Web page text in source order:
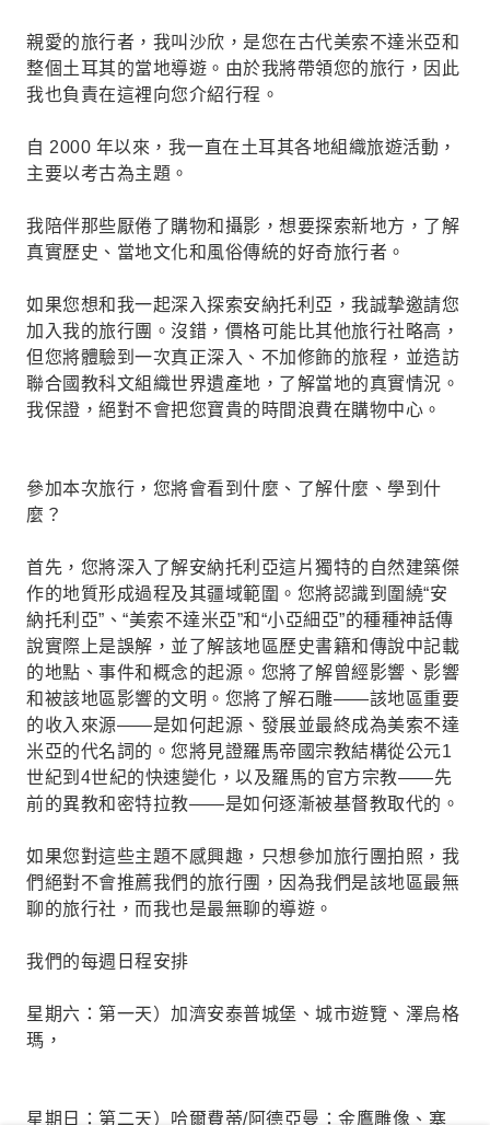
親愛的旅行者，我叫沙欣，是您在古代美索不達米亞和
整個土耳其的當地導遊。由於我將帶領您的旅行，因此
我也負責在這裡向您介紹行程。
自 2000 年以來，我一直在土耳其各地組織旅遊活動，
主要以考古為主題。
我陪伴那些厭倦了購物和攝影，想要探索新地方，了解
真實歷史、當地文化和風俗傳統的好奇旅行者。
如果您想和我一起深入探索安納托利亞，我誠摯邀請您
加入我的旅行團。沒錯，價格可能比其他旅行社略高，
但您將體驗到一次真正深入、不加修飾的旅程，並造訪
聯合國教科文組織世界遺產地，了解當地的真實情況。
我保證，絕對不會把您寶貴的時間浪費在購物中心。
參加本次旅行，您將會看到什麼、了解什麼、學到什
麼？
首先，您將深入了解安納托利亞這片獨特的自然建築傑
作的地質形成過程及其疆域範圍。您將認識到圍繞“安
納托利亞”、“美索不達米亞”和“小亞細亞”的種種神話傳
說實際上是誤解，並了解該地區歷史書籍和傳說中記載
的地點、事件和概念的起源。您將了解曾經影響、影響
和被該地區影響的文明。您將了解石雕——該地區重要
的收入來源——是如何起源、發展並最終成為美索不達
米亞的代名詞的。您將見證羅馬帝國宗教結構從公元1
世紀到4世紀的快速變化，以及羅馬的官方宗教——先
前的異教和密特拉教——是如何逐漸被基督教取代的。
如果您對這些主題不感興趣，只想參加旅行團拍照，我
們絕對不會推薦我們的旅行團，因為我們是該地區最無
聊的旅行社，而我也是最無聊的導遊。
我們的每週日程安排
星期六：第一天）加濟安泰普城堡、城市遊覽、澤烏格
瑪，
星期日：第二天）哈爾費蒂/阿德亞曼：金鷹雕像、塞